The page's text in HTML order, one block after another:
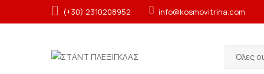
(+30) 2310208952 info@kosmovitrina.com
Όλες